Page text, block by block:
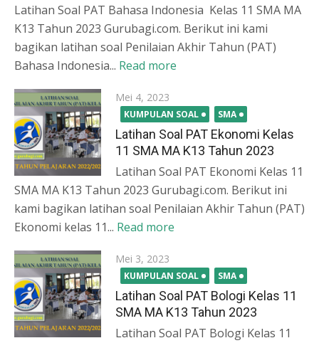
Latihan Soal PAT Bahasa Indonesia Kelas 11 SMA MA
K13 Tahun 2023 Gurubagi.com. Berikut ini kami
bagikan latihan soal Penilaian Akhir Tahun (PAT)
Bahasa Indonesia... Read more
Posted
on
Mei 4, 2023
KUMPULAN SOAL SMA
Latihan Soal PAT Ekonomi Kelas
11 SMA MA K13 Tahun 2023
Latihan Soal PAT Ekonomi Kelas 11
SMA MA K13 Tahun 2023 Gurubagi.com. Berikut ini
kami bagikan latihan soal Penilaian Akhir Tahun (PAT)
Ekonomi kelas 11... Read more
Posted
on
Mei 3, 2023
KUMPULAN SOAL SMA
Latihan Soal PAT Bologi Kelas 11
SMA MA K13 Tahun 2023
Latihan Soal PAT Bologi Kelas 11